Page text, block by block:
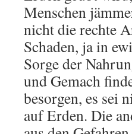
Menschen
nicht die rechte
Schaden, ja in
Sorge der
und Gemach
besorgen, es sei
auf Erden. Die